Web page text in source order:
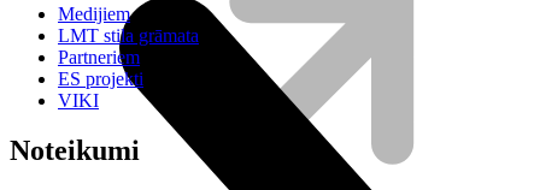
Medijiem
LMT stila grāmata
Partneriem
ES projekti
VIKI
Noteikumi